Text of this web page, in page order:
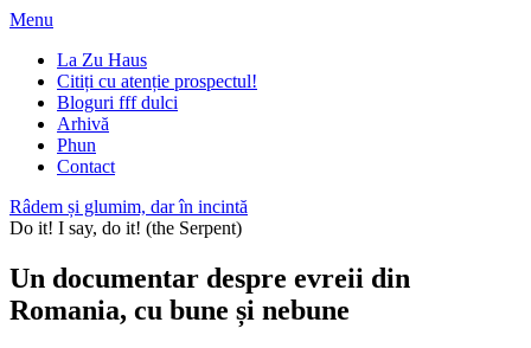
Menu
La Zu Haus
Citiți cu atenție prospectul!
Bloguri fff dulci
Arhivă
Phun
Contact
Râdem și glumim, dar în incintă
Do it! I say, do it! (the Serpent)
Un documentar despre evreii din
Romania, cu bune și nebune